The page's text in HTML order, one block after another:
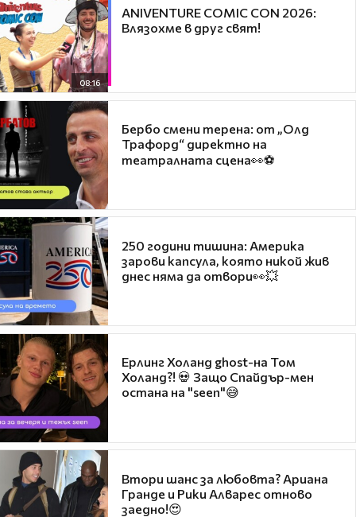
08:16
ANIVENTURE COMIC CON 2026:
Влязохме в друг свят!
Бербо смени терена: от „Олд
Трафорд“ директно на
театралната сцена👀⚽
250 години тишина: Америка
зарови капсула, която никой жив
днес няма да отвори👀💥
Ерлинг Холанд ghost-на Том
Холанд?! 💀 Защо Спайдър-мен
остана на "seen"😅
Втори шанс за любовта? Ариана
Гранде и Рики Алварес отново
заедно!😍